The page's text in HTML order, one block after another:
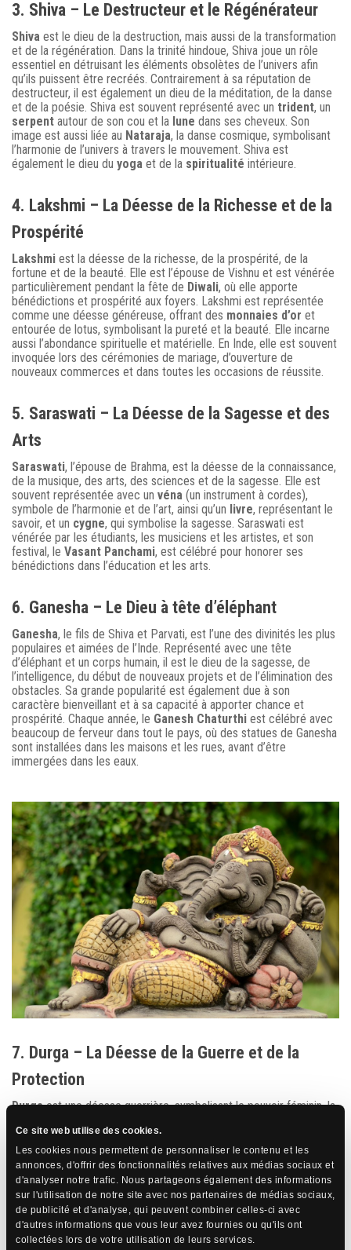
Ce site web utilise des cookies.
Les cookies nous permettent de personnaliser le contenu et les
annonces, d'offrir des fonctionnalités relatives aux médias sociaux et
d'analyser notre trafic. Nous partageons également des informations
sur l'utilisation de notre site avec nos partenaires de médias sociaux,
de publicité et d'analyse, qui peuvent combiner celles-ci avec
d'autres informations que vous leur avez fournies ou qu'ils ont
collectées lors de votre utilisation de leurs services.
3. Shiva – Le Destructeur et le Régénérateur
Shiva est le dieu de la destruction, mais aussi de la transformation
et de la régénération. Dans la trinité hindoue, Shiva joue un rôle
essentiel en détruisant les éléments obsolètes de l’univers afin
qu’ils puissent être recréés. Contrairement à sa réputation de
destructeur, il est également un dieu de la méditation, de la danse
et de la poésie. Shiva est souvent représenté avec un trident, un
serpent autour de son cou et la lune dans ses cheveux. Son
image est aussi liée au Nataraja, la danse cosmique, symbolisant
l’harmonie de l’univers à travers le mouvement. Shiva est
également le dieu du yoga et de la spiritualité intérieure.
4. Lakshmi – La Déesse de la Richesse et de la
Prospérité
Lakshmi est la déesse de la richesse, de la prospérité, de la
fortune et de la beauté. Elle est l’épouse de Vishnu et est vénérée
particulièrement pendant la fête de Diwali, où elle apporte
bénédictions et prospérité aux foyers. Lakshmi est représentée
comme une déesse généreuse, offrant des monnaies d’or et
entourée de lotus, symbolisant la pureté et la beauté. Elle incarne
aussi l’abondance spirituelle et matérielle. En Inde, elle est souvent
invoquée lors des cérémonies de mariage, d’ouverture de
nouveaux commerces et dans toutes les occasions de réussite.
5. Saraswati – La Déesse de la Sagesse et des
Arts
Saraswati, l’épouse de Brahma, est la déesse de la connaissance,
de la musique, des arts, des sciences et de la sagesse. Elle est
souvent représentée avec un véna (un instrument à cordes),
symbole de l’harmonie et de l’art, ainsi qu’un livre, représentant le
savoir, et un cygne, qui symbolise la sagesse. Saraswati est
vénérée par les étudiants, les musiciens et les artistes, et son
festival, le Vasant Panchami, est célébré pour honorer ses
bénédictions dans l’éducation et les arts.
6. Ganesha – Le Dieu à tête d’éléphant
Ganesha, le fils de Shiva et Parvati, est l’une des divinités les plus
populaires et aimées de l’Inde. Représenté avec une tête
d’éléphant et un corps humain, il est le dieu de la sagesse, de
l’intelligence, du début de nouveaux projets et de l’élimination des
obstacles. Sa grande popularité est également due à son
caractère bienveillant et à sa capacité à apporter chance et
prospérité. Chaque année, le Ganesh Chaturthi est célébré avec
beaucoup de ferveur dans tout le pays, où des statues de Ganesha
sont installées dans les maisons et les rues, avant d’être
immergées dans les eaux.
7. Durga – La Déesse de la Guerre et de la
Protection
Durgaest une déesse guerrière, symbolisant le pouvoir féminin, la
une guerrière monté sur un lion ou un tigre, brandissant diverses
armes, combattant des démons et des forces négatives. Durga
incarne la force et la puissance de la féminité divine et est
vénérée pour sa capacité à protéger ses dévots des dangers
extérieurs. Le festival deDurga Puja, célébré surtout dans le
Bengale occidental, rend hommage à cette déesse et est marqué
par des processions spectaculaires et des danses.